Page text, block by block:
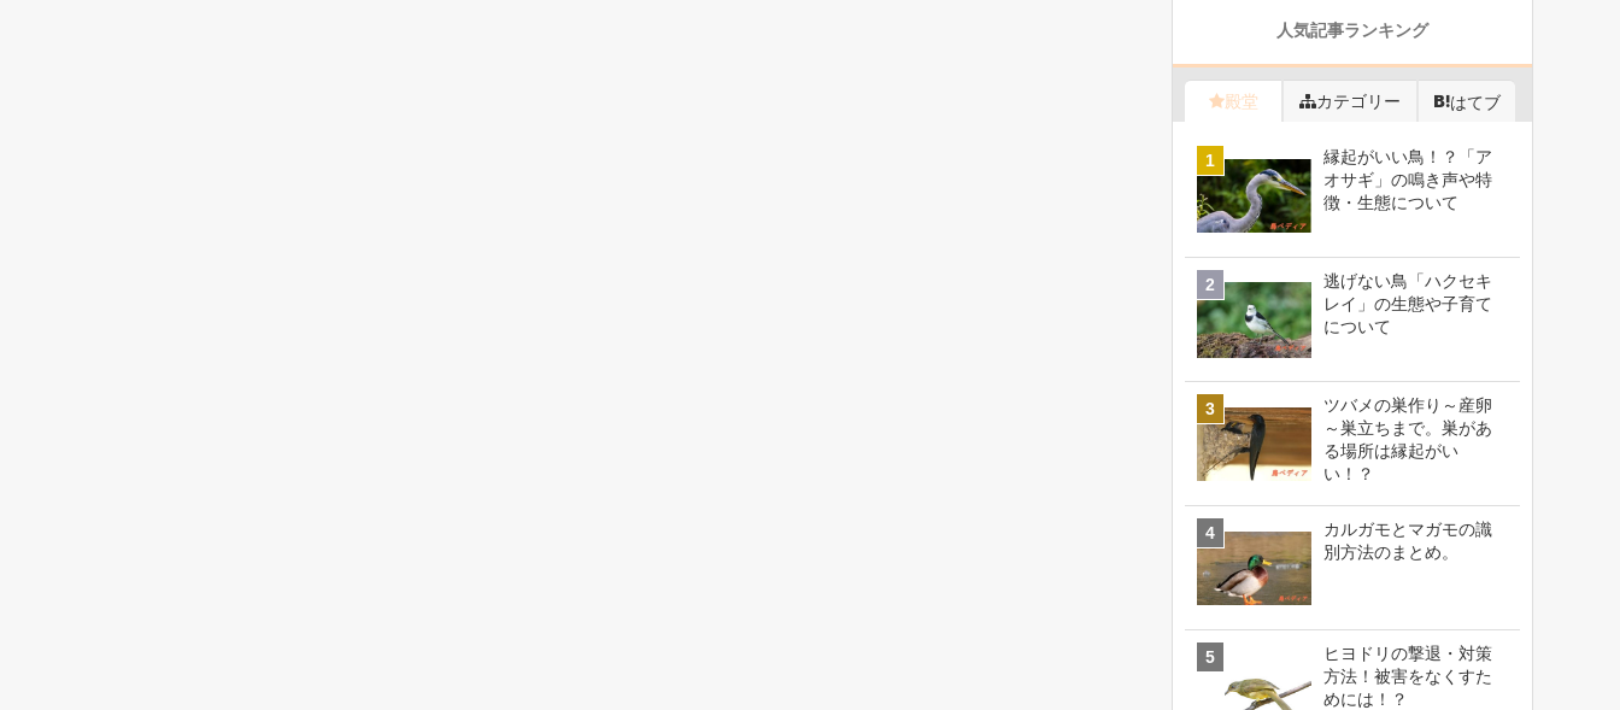
人気記事ランキング
殿堂 カテゴリー はてブ
縁起がいい鳥！？「ア
オサギ」の鳴き声や特
徴・生態について
逃げない鳥「ハクセキ
レイ」の生態や子育て
について
ツバメの巣作り～産卵
～巣立ちまで。巣があ
る場所は縁起がい
い！？
カルガモとマガモの識
別方法のまとめ。
ヒヨドリの撃退・対策
方法！被害をなくすた
めには！？